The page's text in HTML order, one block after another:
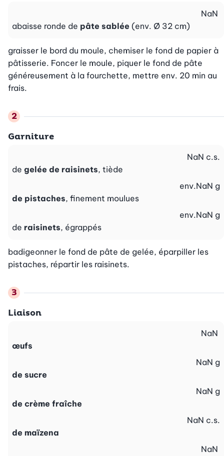
abaisse ronde de pâte sablée (env. Ø 32 cm)
NaN
graisser le bord du moule, chemiser le fond de papier à
pâtisserie. Foncer le moule, piquer le fond de pâte
généreusement à la fourchette, mettre env. 20 min au
frais.
Garniture
de gelée de raisinets, tiède
NaN c.s.
de pistaches, finement moulues
env.NaN g
de raisinets, égrappés
env.NaN g
badigeonner le fond de pâte de gelée, éparpiller les
pistaches, répartir les raisinets.
Liaison
œufs
NaN
de sucre
NaN g
de crème fraîche
NaN g
de maïzena
NaN c.s.
NaN